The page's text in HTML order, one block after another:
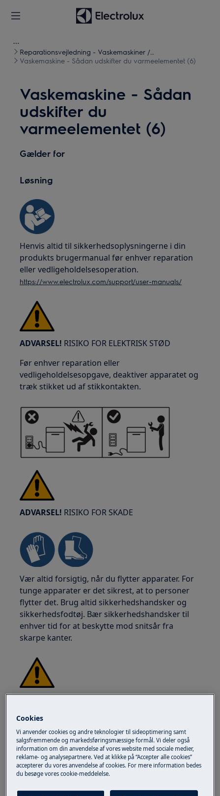
Reparationsvejledning - Vaskemaskiner /
Vasketørretumblere
Vaskemaskine - Sådan udskifter du varmeelementet (6)
Vaskemaskine - Sådan
udskifter du
varmeelementet (6)
Gælder for
Løsning
Henvis altid til sikkerhedsoplysningerne i din
produkts brugermanual før enhver reparation
eller vedligeholdelsesoperation.
https://www.electrolux.com/support/user-manuals/
ADVARSEL! RISIKO FOR ELEKTRISK STØD
Før enhver reparation eller
vedligeholdelsesopgave, deaktiver apparatet og
træk stikket ud af stikkontakten.
ADVARSEL! RISIKO FOR SKADE
Vær altid forsigtig, når du flytter apparater. For
tunge apparater er det sikrest, at to personer
flytter det. Brug altid sikkerhedshandsker og
sikkerhedsfodtøj. Bær sikkerhedshandsker til
enhver tid for at beskytte mod snitsår fra
skarpe kanter.
Brug sikkerhedsbriller, hvis du udfører
vedligeholdelses- eller reparationsarbejde, der
involverer fjedre.
Cookies
Vi anvender cookies og andre teknologier til sideoptimering samt
salgsfremmende og markedsføringsmæssige formål. Vi deler også
information om din anvendelse af vores website med sociale medier,
reklame- og analysepartnere. Ved at klikke på “Accepter alle cookies”
accepterer du vores anvendelse af cookies. For mere information bedes
du besøge vores cookie-meddelelse.